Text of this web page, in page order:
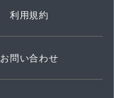
利用規約
お問い合わせ